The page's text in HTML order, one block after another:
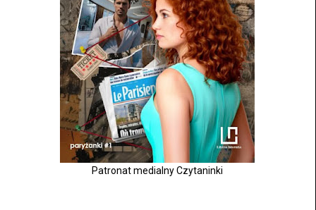
Patronat medialny Czytaninki